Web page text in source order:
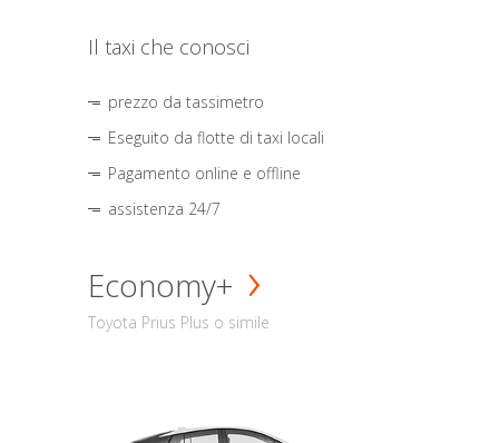
Il taxi che conosci
prezzo da tassimetro
Eseguito da flotte di taxi locali
Pagamento online e offline
assistenza 24/7
Economy+
Toyota Prius Plus o simile